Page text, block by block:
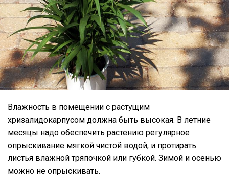
Влажность в помещении с растущим
хризалидокарпусом должна быть высокая. В летние
месяцы надо обеспечить растению регулярное
опрыскивание мягкой чистой водой, и протирать
листья влажной тряпочкой или губкой. Зимой и осенью
можно не опрыскивать.